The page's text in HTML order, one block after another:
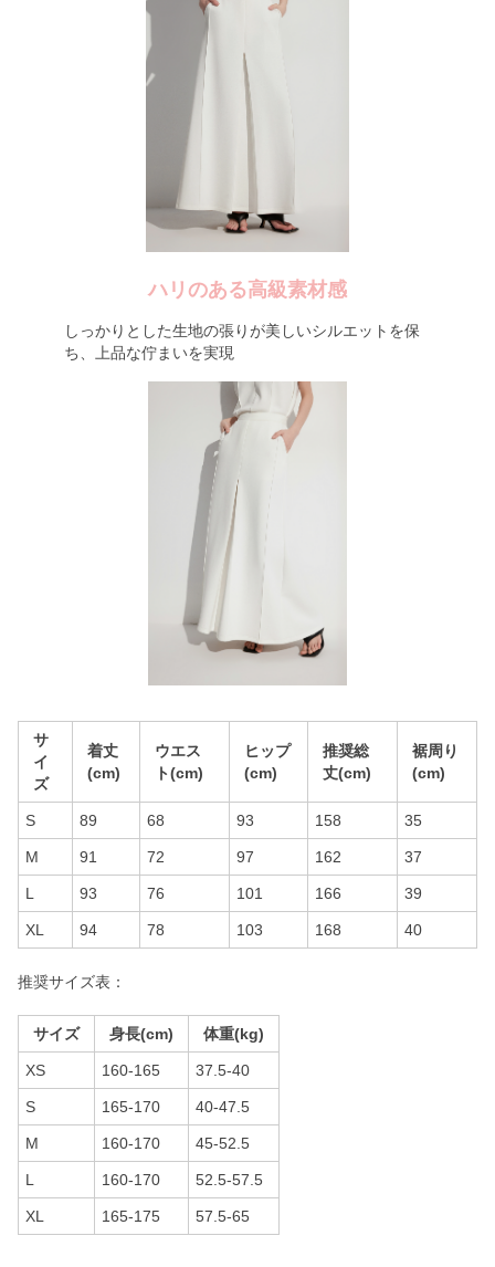
ハリのある高級素材感
しっかりとした生地の張りが美しいシルエットを保
ち、上品な佇まいを実現
サ
イ
ズ
着丈
(cm)
ウエス
ト(cm)
ヒップ
(cm)
推奨総
丈(cm)
裾周り
(cm)
S 89 68 93 158 35
M 91 72 97 162 37
L 93 76 101 166 39
XL 94 78 103 168 40
推奨サイズ表：
サイズ 身長(cm) 体重(kg)
XS 160-165 37.5-40
S 165-170 40-47.5
M 160-170 45-52.5
L 160-170 52.5-57.5
XL 165-175 57.5-65